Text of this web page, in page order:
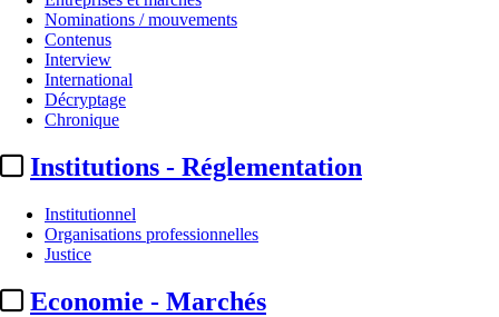
Nominations / mouvements
Contenus
Interview
International
Décryptage
Chronique
Institutions - Réglementation
Institutionnel
Organisations professionnelles
Justice
Economie - Marchés